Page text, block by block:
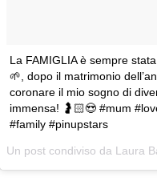
La FAMIGLIA è sempre
🌱, dopo il matrimonio
coronare il mio sogno di
immensa! 🤰🏻😍 #mum
#family #pinupstars
Un post condiviso da Laura